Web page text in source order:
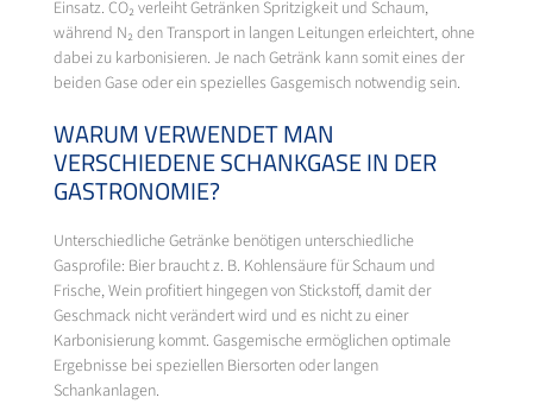
Einsatz. CO₂ verleiht Getränken Spritzigkeit und Schaum,
während N₂ den Transport in langen Leitungen erleichtert, ohne
dabei zu karbonisieren. Je nach Getränk kann somit eines der
beiden Gase oder ein spezielles Gasgemisch notwendig sein.
WARUM VERWENDET MAN
VERSCHIEDENE SCHANKGASE IN DER
GASTRONOMIE?
Unterschiedliche Getränke benötigen unterschiedliche
Gasprofile: Bier braucht z. B. Kohlensäure für Schaum und
Frische, Wein profitiert hingegen von Stickstoff, damit der
Geschmack nicht verändert wird und es nicht zu einer
Karbonisierung kommt. Gasgemische ermöglichen optimale
Ergebnisse bei speziellen Biersorten oder langen
Schankanlagen.